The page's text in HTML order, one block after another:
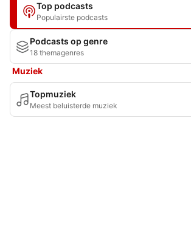
Top podcasts
Populairste podcasts
Podcasts op genre
18 themagenres
Muziek
Topmuziek
Meest beluisterde muziek